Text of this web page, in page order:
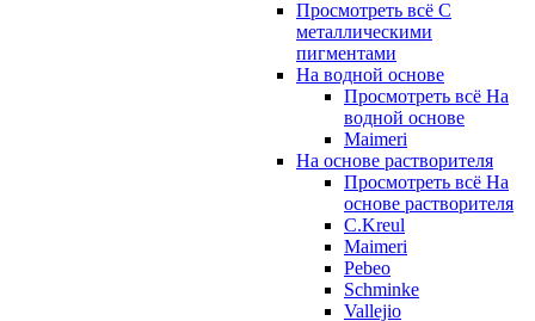
Просмотреть всё С
металлическими
пигментами
На водной основе
Просмотреть всё На
водной основе
Maimeri
На основе растворителя
Просмотреть всё На
основе растворителя
C.Kreul
Maimeri
Pebeo
Schminke
Vallejio